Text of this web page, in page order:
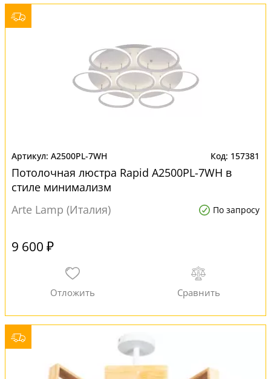
A2500PL-7WH 157381
Потолочная люстра Rapid A2500PL-7WH в
стиле минимализм
Arte Lamp (Италия)
По запросу
9 600 ₽